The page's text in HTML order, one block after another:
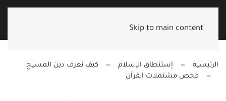
Skip to main content
الرئيسية إستنطاق الإسلام
كيف نعرف دين المسيح
فحص مشتملات القرآن